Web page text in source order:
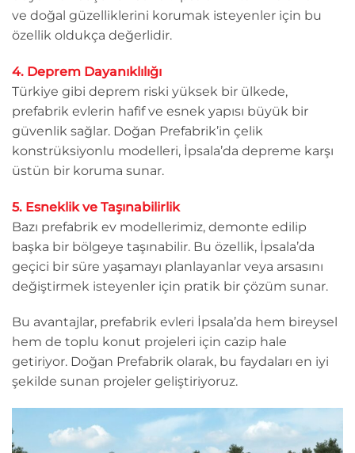
ve doğal güzelliklerini korumak isteyenler için bu
özellik oldukça değerlidir.
4. Deprem Dayanıklılığı
Türkiye gibi deprem riski yüksek bir ülkede,
prefabrik evlerin hafif ve esnek yapısı büyük bir
güvenlik sağlar. Doğan Prefabrik’in çelik
konstrüksiyonlu modelleri, İpsala’da depreme karşı
üstün bir koruma sunar.
5. Esneklik ve Taşınabilirlik
Bazı prefabrik ev modellerimiz, demonte edilip
başka bir bölgeye taşınabilir. Bu özellik, İpsala’da
geçici bir süre yaşamayı planlayanlar veya arsasını
değiştirmek isteyenler için pratik bir çözüm sunar.
Bu avantajlar, prefabrik evleri İpsala’da hem bireysel
hem de toplu konut projeleri için cazip hale
getiriyor. Doğan Prefabrik olarak, bu faydaları en iyi
şekilde sunan projeler geliştiriyoruz.